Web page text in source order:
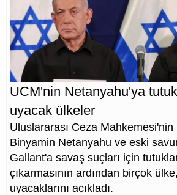
UCM'nin Netanyahu'ya
uyacak ülkeler
Uluslararası Ceza Mahkemesi'nin
Binyamin Netanyahu ve eski
Gallant'a savaş suçları için
çıkarmasının ardından birçok
uyacaklarını açıkladı.